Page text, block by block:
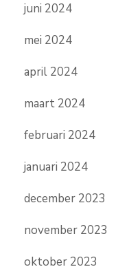
juni 2024
mei 2024
april 2024
maart 2024
februari 2024
januari 2024
december 2023
november 2023
oktober 2023